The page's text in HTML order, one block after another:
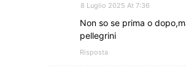
8 Luglio 2025 At 7:36
Non so se prima o
pellegrini
Risposta